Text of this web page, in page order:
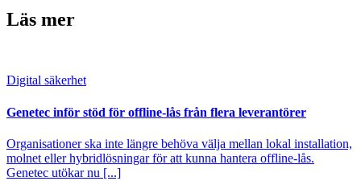
Läs mer
Digital säkerhet
Genetec inför stöd för offline-lås från flera leverantörer
Organisationer ska inte längre behöva välja mellan lokal installation,
molnet eller hybridlösningar för att kunna hantera offline-lås.
Genetec utökar nu [...]